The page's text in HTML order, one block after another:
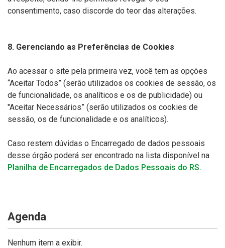
consentimento, caso discorde do teor das alterações.
8. Gerenciando as Preferências de Cookies
Ao acessar o site pela primeira vez, você tem as opções
“Aceitar Todos” (serão utilizados os cookies de sessão, os
de funcionalidade, os analíticos e os de publicidade) ou
"Aceitar Necessários” (serão utilizados os cookies de
sessão, os de funcionalidade e os analíticos).
Caso restem dúvidas o Encarregado de dados pessoais
desse órgão poderá ser encontrado na lista disponível na
Planilha de Encarregados de Dados Pessoais do RS.
Agenda
Nenhum item a exibir.